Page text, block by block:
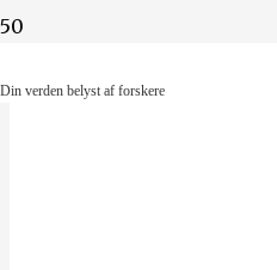
Din verden belyst af forskere